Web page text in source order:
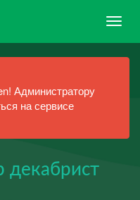
Администратору
на сервисе
декабрист